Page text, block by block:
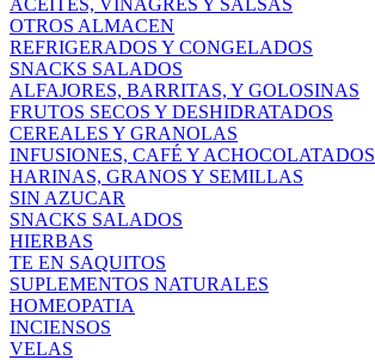
ACEITES, VINAGRES Y SALSAS
OTROS ALMACEN
REFRIGERADOS Y CONGELADOS
SNACKS SALADOS
ALFAJORES, BARRITAS, Y GOLOSINAS
FRUTOS SECOS Y DESHIDRATADOS
CEREALES Y GRANOLAS
INFUSIONES, CAFÉ Y ACHOCOLATADOS
HARINAS, GRANOS Y SEMILLAS
SIN AZUCAR
SNACKS SALADOS
HIERBAS
TE EN SAQUITOS
SUPLEMENTOS NATURALES
HOMEOPATIA
INCIENSOS
VELAS